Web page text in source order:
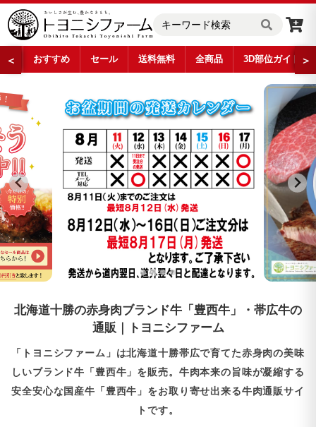
＜ おすすめ セール 送料無料 全商品 3D部位ガイド ＞
北海道十勝の赤身肉ブランド牛「豊西牛」・帯広牛の
通販｜トヨニシファーム
「トヨニシファーム」は北海道十勝帯広で育てた赤身肉の美味
しいブランド牛「豊西牛」を販売。牛肉本来の旨味が凝縮する
安全安心な国産牛「豊西牛」をお取り寄せ出来る牛肉通販サイ
トです。